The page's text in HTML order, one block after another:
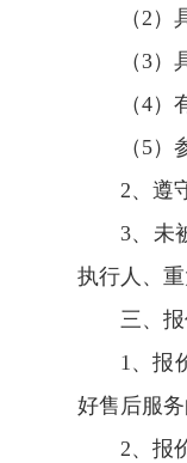
（2
（3
（4
（5
2、遵
3、未
执行人、
三、
1、报
好售后服务
2、报